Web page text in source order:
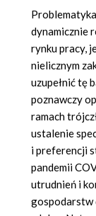
dynamicznie
rynku pracy,
nielicznym
uzupełnić tę
poznawczy
ramach
ustalenie
i preferencji
pandemii
utrudnień i
gospodarstw